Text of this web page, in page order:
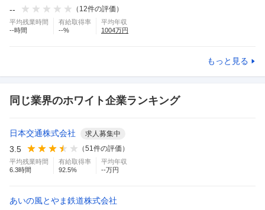
--
（ 12件の評価）
平均残業時間
--時間
有給取得率
--%
平均年収
1004万円
もっと見る
同じ業界のホワイト企業ランキング
日本交通株式会社 求人募集中
3.5 （51件の評価）
平均残業時間
6.3時間
有給取得率
92.5%
平均年収
--万円
あいの風とやま鉄道株式会社